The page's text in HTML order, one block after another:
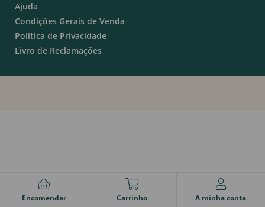
Ajuda
Condições Gerais de Venda
Política de Privacidade
Livro de Reclamações
Encomendar Carrinho A minha conta